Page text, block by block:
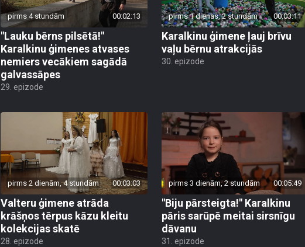
pirms 4 stundām 00:02:13
"Lauku bērns pilsētā!"
Karalkinu ģimenes atvases
nemiers vecākiem sagādā
galvassāpes
29. epizode
pirms 1 dienas, 2 stundām 00:03:11
Karalkinu ģimene ļauj brīvu
vaļu bērnu atrakcijās
30. epizode
pirms 2 dienām, 4 stundām 00:03:03
Valteru ģimene atrāda
krāšņos tērpus kāzu kleitu
kolekcijas skatē
28. epizode
pirms 3 dienām, 2 stundām 00:05:49
"Biju pārsteigta!" Karalkinu
pāris sarūpē meitai sirsnīgu
dāvanu
31. epizode